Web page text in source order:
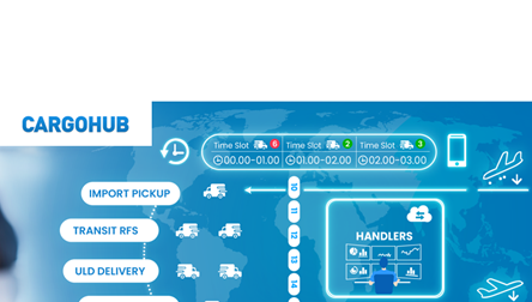
ONTSNAPT AAN AANSLAG OP LUCHTHAVEN LEIPZIG
BIJ LUFTHANSA KOST DAT 170 EURO EXTRA